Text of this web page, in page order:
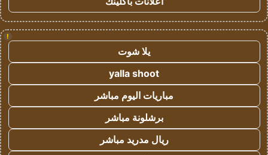
!
يلا شوت
yalla shoot
مباريات اليوم مباشر
برشلونة مباشر
ريال مدريد مباشر